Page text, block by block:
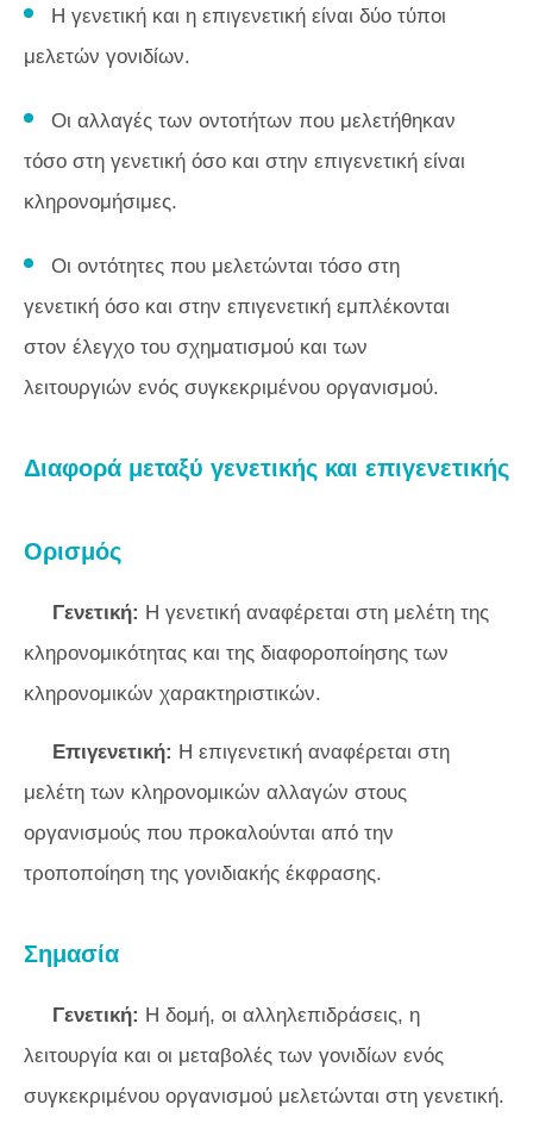
Η γενετική και η επιγενετική είναι δύο τύποι
μελετών γονιδίων.
Οι αλλαγές των οντοτήτων που μελετήθηκαν
τόσο στη γενετική όσο και στην επιγενετική είναι
κληρονομήσιμες.
Οι οντότητες που μελετώνται τόσο στη
γενετική όσο και στην επιγενετική εμπλέκονται
στον έλεγχο του σχηματισμού και των
λειτουργιών ενός συγκεκριμένου οργανισμού.
Διαφορά μεταξύ γενετικής και επιγενετικής
Ορισμός
Γενετική: Η γενετική αναφέρεται στη μελέτη της
κληρονομικότητας και της διαφοροποίησης των
κληρονομικών χαρακτηριστικών.
Επιγενετική: Η επιγενετική αναφέρεται στη
μελέτη των κληρονομικών αλλαγών στους
οργανισμούς που προκαλούνται από την
τροποποίηση της γονιδιακής έκφρασης.
Σημασία
Γενετική: Η δομή, οι αλληλεπιδράσεις, η
λειτουργία και οι μεταβολές των γονιδίων ενός
συγκεκριμένου οργανισμού μελετώνται στη γενετική.